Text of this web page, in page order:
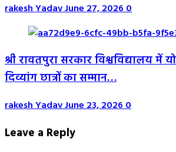
rakesh YadavJune 27, 20260
श्री रावतपुरा सरकार विश्वविद्यालय में
दिव्यांग छात्रों का सम्मान…
rakesh YadavJune 23, 20260
Leave a Reply